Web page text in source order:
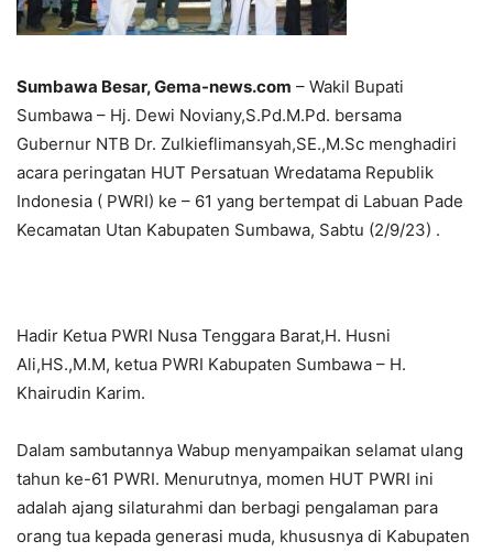
Sumbawa Besar, Gema-news.com – Wakil Bupati
Sumbawa – Hj. Dewi Noviany,S.Pd.M.Pd. bersama
Gubernur NTB Dr. Zulkieflimansyah,SE.,M.Sc menghadiri
acara peringatan HUT Persatuan Wredatama Republik
Indonesia ( PWRI) ke – 61 yang bertempat di Labuan Pade
Kecamatan Utan Kabupaten Sumbawa, Sabtu (2/9/23) .
Hadir Ketua PWRI Nusa Tenggara Barat,H. Husni
Ali,HS.,M.M, ketua PWRI Kabupaten Sumbawa – H.
Khairudin Karim.
Dalam sambutannya Wabup menyampaikan selamat ulang
tahun ke-61 PWRI. Menurutnya, momen HUT PWRI ini
adalah ajang silaturahmi dan berbagi pengalaman para
orang tua kepada generasi muda, khususnya di Kabupaten